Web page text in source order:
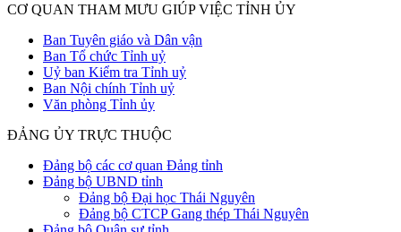
CƠ QUAN THAM MƯU GIÚP VIỆC TỈNH ỦY
Ban Tuyên giáo và Dân vận
Ban Tổ chức Tỉnh uỷ
Uỷ ban Kiểm tra Tỉnh uỷ
Ban Nội chính Tỉnh uỷ
Văn phòng Tỉnh ủy
ĐẢNG ỦY TRỰC THUỘC
Đảng bộ các cơ quan Đảng tỉnh
Đảng bộ UBND tỉnh
Đảng bộ Đại học Thái Nguyên
Đảng bộ CTCP Gang thép Thái Nguyên